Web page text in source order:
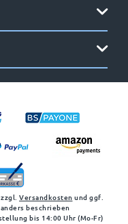
Versandkosten und ggf.
beschrieben
bis 14:00 Uhr (Mo-Fr)